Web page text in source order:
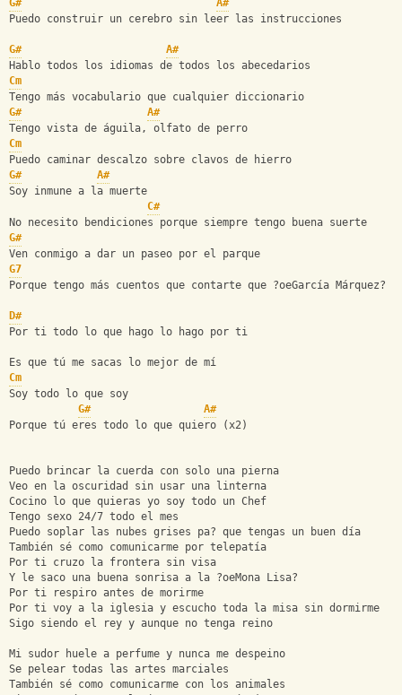
G#
A#
Puedo construir un cerebro sin leer las instrucciones
G#
A#
Hablo todos los idiomas de todos los abecedarios
Cm
Tengo más vocabulario que cualquier diccionario
G#
A#
Tengo vista de águila, olfato de perro
Cm
Puedo caminar descalzo sobre clavos de hierro
G#
A#
Soy inmune a la muerte
C#
No necesito bendiciones porque siempre tengo buena suerte
G#
Ven conmigo a dar un paseo por el parque
G7
Porque tengo más cuentos que contarte que ?oeGarcía Márquez?
D#
Por ti todo lo que hago lo hago por ti
Es que tú me sacas lo mejor de mí
Cm
Soy todo lo que soy
G#
A#
Porque tú eres todo lo que quiero (x2)
Puedo brincar la cuerda con solo una pierna
Veo en la oscuridad sin usar una linterna
Cocino lo que quieras yo soy todo un Chef
Tengo sexo 24/7 todo el mes
Puedo soplar las nubes grises pa? que tengas un buen día
También sé como comunicarme por telepatía
Por ti cruzo la frontera sin visa
Y le saco una buena sonrisa a la ?oeMona Lisa?
Por ti respiro antes de morirme
Por ti voy a la iglesia y escucho toda la misa sin dormirme
Sigo siendo el rey y aunque no tenga reino
Mi sudor huele a perfume y nunca me despeino
Se pelear todas las artes marciales
También sé como comunicarme con los animales